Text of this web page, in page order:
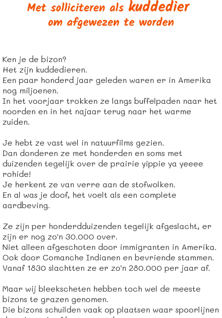
Ken je de bizon?
Het zijn kuddedieren.
Een paar honderd jaar geleden waren er in Amerika
nog miljoenen.
In het voorjaar trokken ze langs buffelpaden naar het
noorden en in het najaar terug naar het warme
zuiden.
Je hebt ze vast wel in natuurfilms gezien.
Dan donderen ze met honderden en soms met
duizenden tegelijk over de prairie yippie ya yeeee
rohide!
Je herkent ze van verre aan de stofwolken.
En al was je doof, het voelt als een complete
aardbeving.
Ze zijn per honderdduizenden tegelijk afgeslacht, er
zijn er nog zo'n 30.000 over.
Niet alleen afgeschoten door immigranten in Amerika.
Ook door Comanche Indianen en bevriende stammen.
Vanaf 1830 slachtten ze er zo'n 280.000 per jaar af.
Maar wij bleekscheten hebben toch wel de meeste
bizons te grazen genomen.
Die bizons schuilden vaak op plaatsen waar spoorlijnen